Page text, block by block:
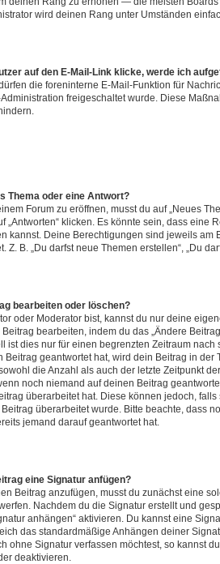
wird deinen Rang unter Umständen
auf den E-Mail-Link klicke, werde ich
die foreninterne E-Mail-Funktion für
freigeschaltet wurde. Diese
Thema oder eine Antwort?
Forum zu eröffnen, musst du auf „Neues
„Antworten“ klicken. Es könnte sein, dass eine
kannst. Deine Berechtigungen sind jeweils am
Z. B. „Du darfst neue Themen erstellen“, „Du
bearbeiten oder löschen?
oder Moderator bist, kannst du nur deine
bearbeiten, indem du das „Ändere
ist dies nur für einen begrenzten Zeitraum
Beitrag geantwortet hat, wird dein Beitrag in der
die Anzahl als auch der letzte Zeitpunkt
noch niemand auf deinen Beitrag
überarbeitet hat. Diese können jedoch,
überarbeitet wurde. Bitte beachte, dass
jemand darauf geantwortet hat.
eine Signatur anfügen?
Beitrag anzufügen, musst du zunächst eine
Nachdem du die Signatur erstellt und
anhängen“ aktivieren. Du kannst eine
das standardmäßige Anhängen deiner
ohne Signatur verfassen möchtest, so kannst
deaktivieren.